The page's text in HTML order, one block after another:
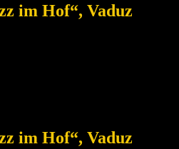
im Hof“, Vaduz
im Hof“, Vaduz